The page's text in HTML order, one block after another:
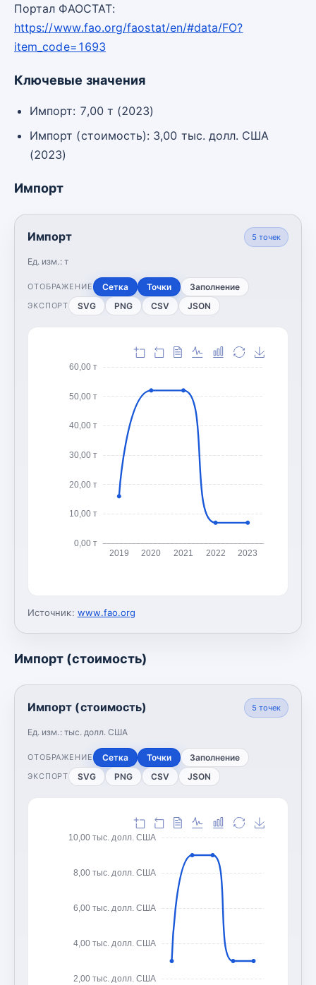
Портал ФАОСТАТ:
https://www.fao.org/faostat/en/#data/FO?
item_code=1693
Ключевые значения
Импорт: 7,00 т (2023)
Импорт (стоимость): 3,00 тыс. долл. США
(2023)
Импорт
Импорт
Ед. изм.: т
5 точек
ОТОБРАЖЕНИЕ Сетка Точки Заполнение
ЭКСПОРТ SVG PNG CSV JSON
0,00 т
10,00 т
20,00 т
30,00 т
40,00 т
50,00 т
60,00 т
2019 2020 2021 2022 2023
Источник: www.fao.org
Импорт (стоимость)
Импорт (стоимость)
Ед. изм.: тыс. долл. США
5 точек
ОТОБРАЖЕНИЕ Сетка Точки Заполнение
ЭКСПОРТ SVG PNG CSV JSON
2,00 тыс. долл. США
4,00 тыс. долл. США
6,00 тыс. долл. США
8,00 тыс. долл. США
10,00 тыс. долл. США